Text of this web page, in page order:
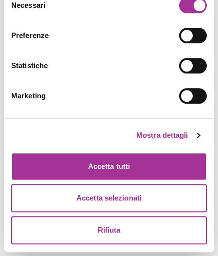
delNecessari
Preferenze
Statistiche
Marketing
Mostra dettagli
Accetta tutti
Accetta selezionati
Rifiuta